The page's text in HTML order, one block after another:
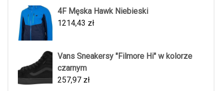
4F Męska Hawk Niebieski
1214,43 zł
Vans Sneakersy "Filmore Hi" w kolorze
czarnym
257,97 zł